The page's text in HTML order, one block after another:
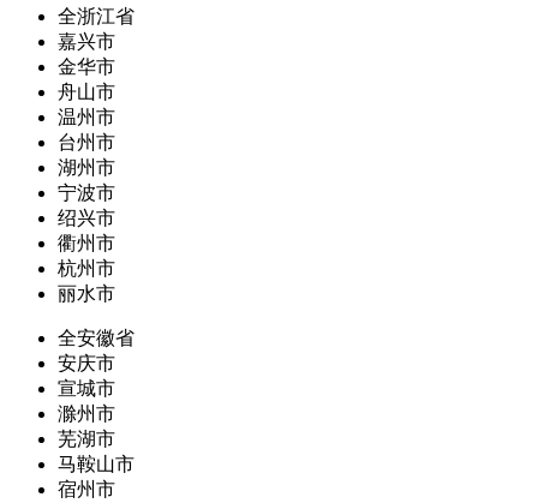
全浙江省
嘉兴市
金华市
舟山市
温州市
台州市
湖州市
宁波市
绍兴市
衢州市
杭州市
丽水市
全安徽省
安庆市
宣城市
滁州市
芜湖市
马鞍山市
宿州市